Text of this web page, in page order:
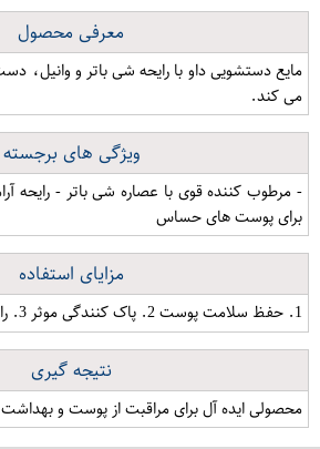
معرفی محصول
مایع دستشویی داو با رایحه شی باتر و وانیل،
می کند.
ویژگی های برجسته
- مرطوب کننده قوی با عصاره شی باتر - رایحه
برای پوست های حساس
مزایای استفاده
1. حفظ سلامت پوست 2. پاک کنندگی موثر 3. رایحه ماندگار و لذت بخش
نتیجه گیری
محصولی ایده آل برای مراقبت از پوست و